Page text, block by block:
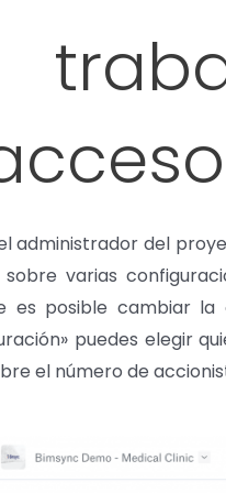
administrador del
varias
es posible cambiar la
puedes elegir
el número de